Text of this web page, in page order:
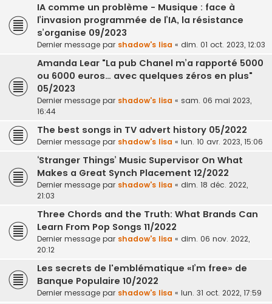
IA comme un problème - Musique : face à
l’invasion programmée de l’IA, la résistance
s’organise 09/2023
Dernier message par shadow's lisa « dim. 01 oct. 2023, 12:03
Amanda Lear "La pub Chanel m’a rapporté 5000
ou 6000 euros… avec quelques zéros en plus"
05/2023
Dernier message par shadow's lisa « sam. 06 mai 2023,
16:44
The best songs in TV advert history 05/2022
Dernier message par shadow's lisa « lun. 10 avr. 2023, 15:06
‘Stranger Things’ Music Supervisor On What
Makes a Great Synch Placement 12/2022
Dernier message par shadow's lisa « dim. 18 déc. 2022,
21:03
Three Chords and the Truth: What Brands Can
Learn From Pop Songs 11/2022
Dernier message par shadow's lisa « dim. 06 nov. 2022,
20:12
Les secrets de l'emblématique «I’m free» de
Banque Populaire 10/2022
Dernier message par shadow's lisa « lun. 31 oct. 2022, 17:59